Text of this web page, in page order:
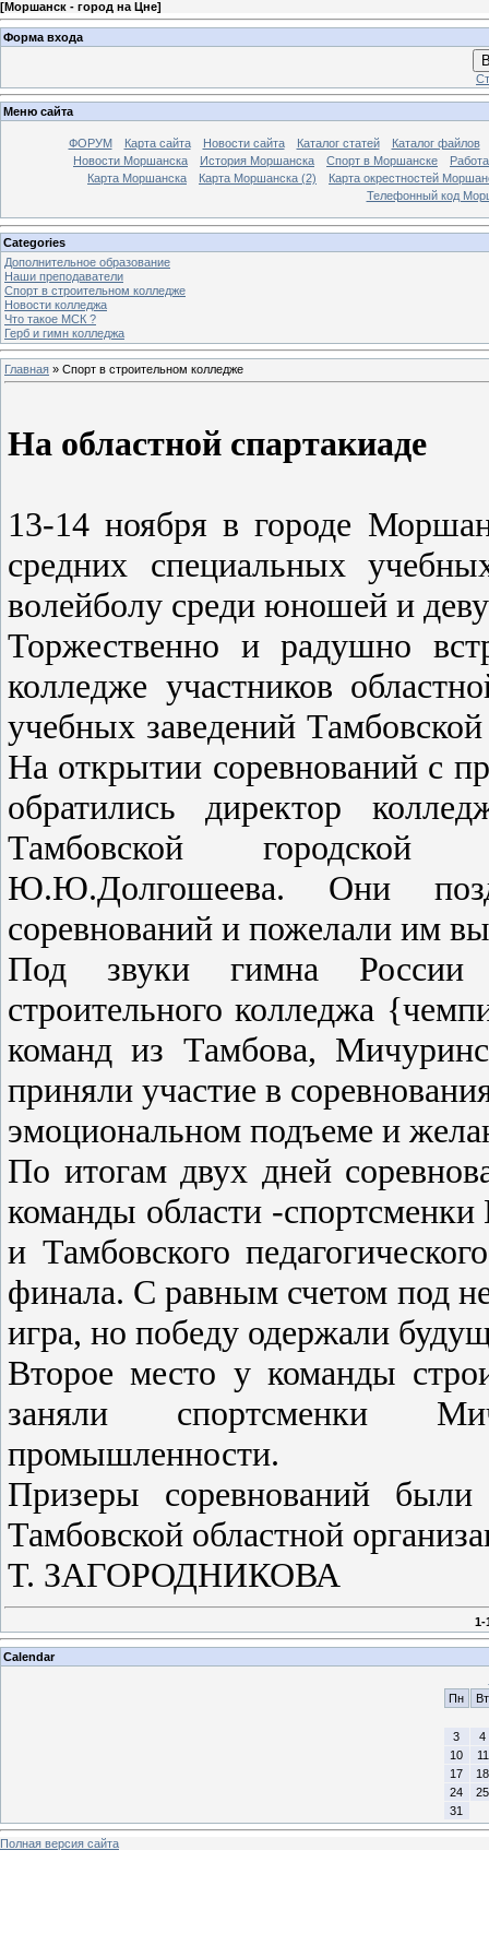
[Моршанск - город на Цне]
Форма входа
Меню сайта
ФОРУМ Карта сайта Новости сайта Каталог статей
Каталог файлов
Новости Моршанска
История Моршанска Спорт в Моршанске
Карта Моршанска
Карта Моршанска (2)
Карта окрестностей
Телефонный код
Categories
Дополнительное образование
Наши преподаватели
Спорт в строительном колледже
Новости колледжа
Что такое МСК ?
Герб и гимн колледжа
Главная » Спорт в строительном колледже
На областной спартакиаде
13-14 ноября в городе
средних специальных
волейболу среди юношей и
Торжественно и радушно
колледже участников
учебных заведений
На открытии соревнований с
обратились директор
Тамбовской
Ю.Ю.Долгошеева. Они
соревнований и пожелали им
Под звуки гимна России
строительного колледжа
команд из Тамбова,
приняли участие в
эмоциональном подъеме и
По итогам двух дней
команды области -
и Тамбовского
финала. С равным счетом под
игра, но победу одержали
Второе место у команды
заняли спортсменки
промышленности.
Призеры соревнований
Тамбовской областной
Т. ЗАГОРОДНИКОВА
1-
Calendar
Пн
Вт
3
4
10
11
17
18
24
25
31
Полная версия сайта